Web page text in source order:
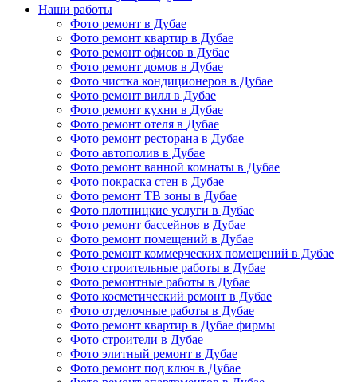
Наши работы
Фото ремонт в Дубае
Фото ремонт квартир в Дубае
Фото ремонт офисов в Дубае
Фото ремонт домов в Дубае
Фото чистка кондиционеров в Дубае
Фото ремонт вилл в Дубае
Фото ремонт кухни в Дубае
Фото ремонт отеля в Дубае
Фото ремонт ресторана в Дубае
Фото автополив в Дубае
Фото ремонт ванной комнаты в Дубае
Фото покраска стен в Дубае
Фото ремонт ТВ зоны в Дубае
Фото плотницкие услуги в Дубае
Фото ремонт бассейнов в Дубае
Фото ремонт помещений в Дубае
Фото ремонт коммерческих помещений в Дубае
Фото строительные работы в Дубае
Фото ремонтные работы в Дубае
Фото косметический ремонт в Дубае
Фото отделочные работы в Дубае
Фото ремонт квартир в Дубае фирмы
Фото строители в Дубае
Фото элитный ремонт в Дубае
Фото ремонт под ключ в Дубае